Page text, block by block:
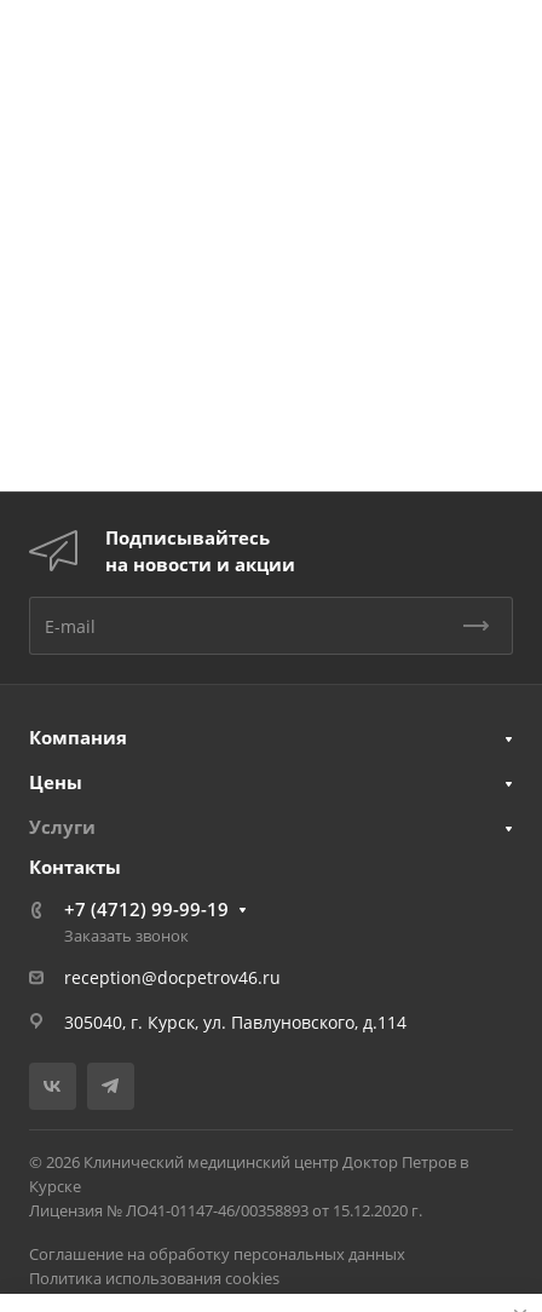
Подписывайтесь
на новости и акции
Компания
Цены
Услуги
Контакты
+7 (4712) 99-99-19
Заказать звонок
reception@docpetrov46.ru
305040, г. Курск, ул. Павлуновского, д.114
© 2026 Клинический медицинский центр Доктор Петров в
Курске
Лицензия № ЛО41-01147-46/00358893 от 15.12.2020 г.
Соглашение на обработку персональных данных
Политика использования cookies